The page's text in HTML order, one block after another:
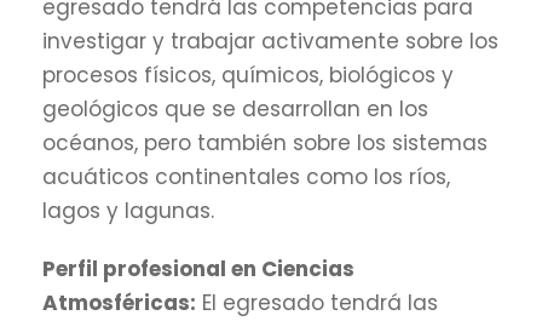
egresado tendrá las competencias para
investigar y trabajar activamente sobre los
procesos físicos, químicos, biológicos y
geológicos que se desarrollan en los
océanos, pero también sobre los sistemas
acuáticos continentales como los ríos,
lagos y lagunas.
Perfil profesional en Ciencias
Atmosféricas: El egresado tendrá las